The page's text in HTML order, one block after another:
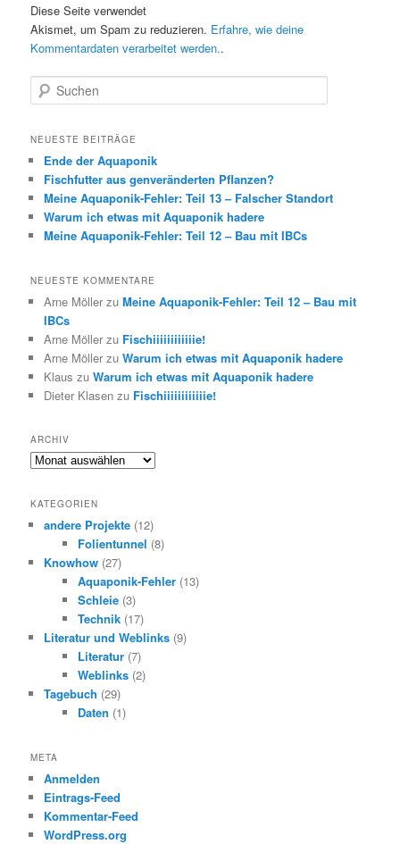
Diese Seite verwendet
Akismet, um Spam zu reduzieren. Erfahre, wie deine
Kommentardaten verarbeitet werden..
u
h
NEUESTE BEITRÄGE
Ende der Aquaponik
Fischfutter aus genveränderten Pflanzen?
Meine Aquaponik-Fehler: Teil 13 – Falscher Standort
Warum ich etwas mit Aquaponik hadere
Meine Aquaponik-Fehler: Teil 12 – Bau mit IBCs
NEUESTE KOMMENTARE
Arne Möller zuMeine Aquaponik-Fehler: Teil 12 – Bau mit
IBCs
Arne Möller zu Fischiiiiiiiiiiiie!
Arne Möller zuWarum ich etwas mit Aquaponik hadere
Klaus zuWarum ich etwas mit Aquaponik hadere
Dieter Klasen zu Fischiiiiiiiiiiiie!
ARCHIV
Archiv
KATEGORIEN
andere Projekte (12)
Folientunnel (8)
Knowhow (27)
Aquaponik-Fehler(13)
Schleie(3)
Technik(17)
Literatur und Weblinks (9)
Literatur(7)
Weblinks(2)
Tagebuch (29)
Daten (1)
META
Anmelden
Eintrags-Feed
Kommentar-Feed
WordPress.org